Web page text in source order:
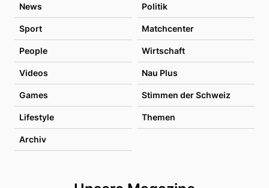
News Politik
Sport Matchcenter
People Wirtschaft
Videos Nau Plus
Games Stimmen der Schweiz
Lifestyle Themen
Archiv